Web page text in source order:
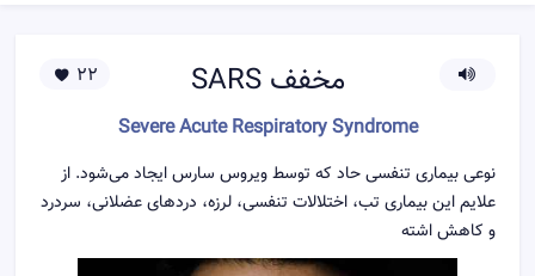
مخففSARS
Severe Acute Respiratory Syndrome
22
نوعی بیماری تنفسی حاد که توسط ویروس سارس ایجاد می‌شود. از
علایم این بیماری تب، اختلالات تنفسی، لرزه، دردهای عضلانی، سردرد
و کاهش اشته